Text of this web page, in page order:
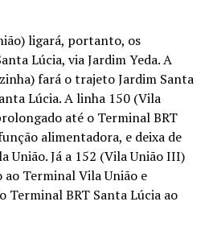
ligará, portanto, os
Lúcia, via Jardim Yeda. A
fará o trajeto Jardim Santa
Lúcia. A linha 150 (Vila
até o Terminal BRT
alimentadora, e deixa de
União. Já a 152 (Vila União III)
Terminal Vila União e
Terminal BRT Santa Lúcia ao